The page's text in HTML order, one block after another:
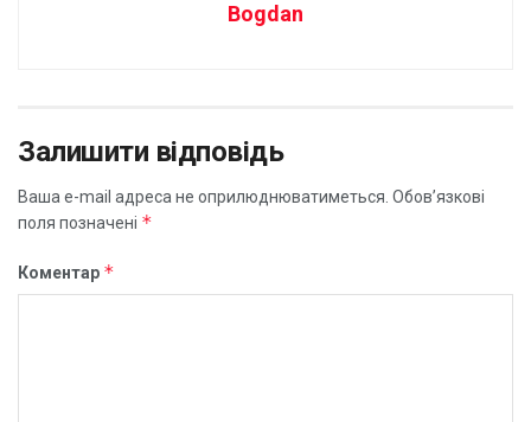
Bogdan
Залишити відповідь
Ваша e-mail адреса не оприлюднюватиметься. Обов’язкові
поля позначені *
Коментар *